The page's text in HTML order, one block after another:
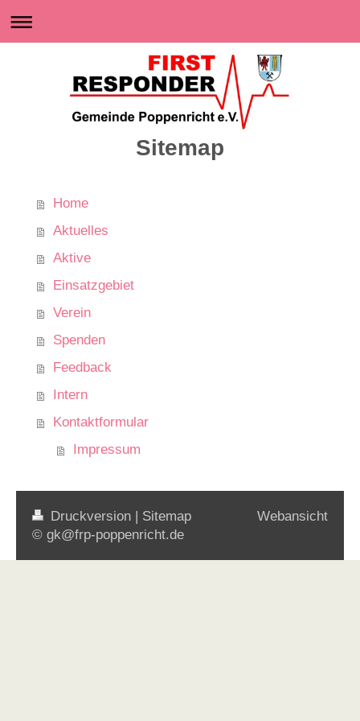
Sitemap
Home
Aktuelles
Aktive
Einsatzgebiet
Verein
Spenden
Feedback
Intern
Kontaktformular
Impressum
Druckversion | Sitemap
© gk@frp-poppenricht.de
Webansicht